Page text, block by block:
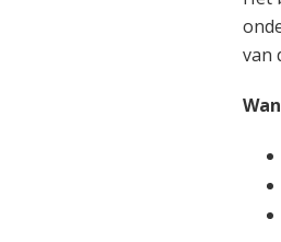
van